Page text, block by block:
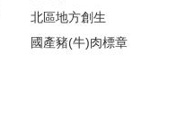
北區地方創生
國產豬(牛)肉標章